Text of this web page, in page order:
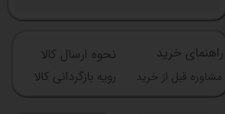
راهنما​​​​​​​​​​​​​​ی خرید نحوه ارسال کالا
مشاوره قبل از خرید رویه بازگردانی کالا